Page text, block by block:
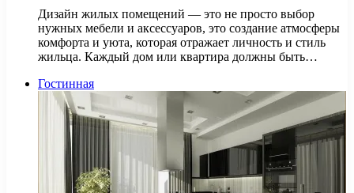
Дизайн жилых помещений — это не просто выбор
нужных мебели и аксессуаров, это создание атмосферы
комфорта и уюта, которая отражает личность и стиль
жильца. Каждый дом или квартира должны быть…
Гостинная